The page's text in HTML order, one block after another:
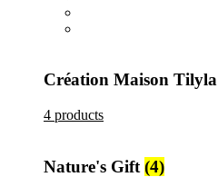
Création Maison Tilyla
4 products
Nature's Gift (4)